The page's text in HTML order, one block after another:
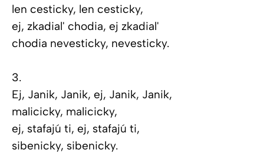
len cesticky, len cesticky,
ej, zkadial' chodia, ej zkadial'
chodia nevesticky, nevesticky.
3.
Ej, Janik, Janik, ej, Janik, Janik,
malicicky, malicicky,
ej, stafajú ti, ej, stafajú ti,
sibenicky, sibenicky.